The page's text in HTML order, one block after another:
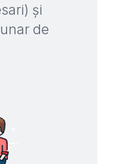
și
de